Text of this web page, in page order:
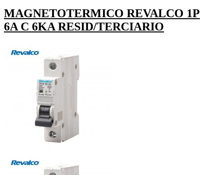
MAGNETOTERMICO REVALCO 1P
6A C 6KA RESID/TERCIARIO